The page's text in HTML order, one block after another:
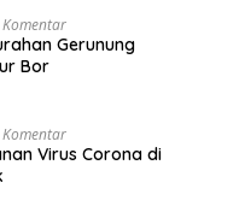
Gerunung
Bor
Virus Corona di